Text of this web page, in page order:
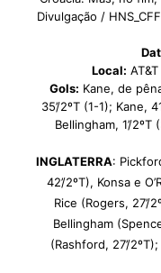
Divulgação / HNS_CFF
Local:
Gols: Kane, de
35’/2ºT (1-1); Kane,
Bellingham, 1’/
INGLATERRA:
42’/2ºT), Konsa e
Rice (Rogers, 27’/
Bellingham
(Rashford, 27’/